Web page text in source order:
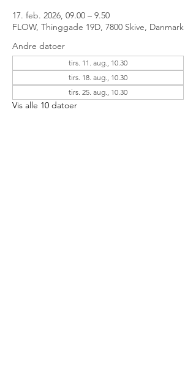
17. feb. 2026, 09.00 – 9.50
FLOW, Thinggade 19D, 7800 Skive, Danmark
Andre datoer
tirs. 11. aug., 10.30
tirs. 18. aug., 10.30
tirs. 25. aug., 10.30
Vis alle 10 datoer